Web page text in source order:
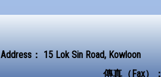
Address： 15 Lok Sin Road, Kowloon
傳真（Fax）：